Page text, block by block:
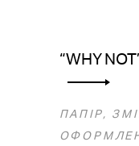
“WHY
ПАПІР,